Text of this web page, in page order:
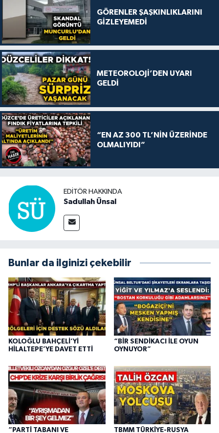
GÖRENLER ŞAŞKINLIKLARINI
GİZLEYEMEDİ
METEOROLOJİ’DEN UYARI
GELDİ
“EN AZ 300 TL’NİN ÜZERİNDE
OLMALIYIDI”
EDITÖR HAKKINDA
Sadullah Ünsal
Bunlar da ilginizi çekebilir
KOLOĞLU BAHÇELİ’Yİ
HİLALTEPE’YE DAVET ETTİ
“BİR SENDİKACI İLE OYUN
OYNUYOR”
“PARTİ TABANI VE TBMM TÜRKİYE-RUSYA